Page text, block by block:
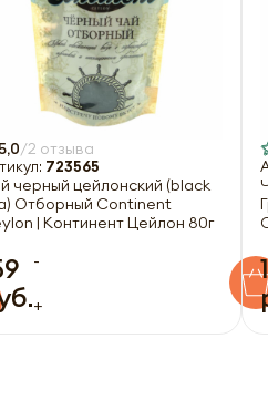
2 отзыва
723565
черный цейлонский (black
Отборный Continent
| Континент Цейлон 80г
-
+